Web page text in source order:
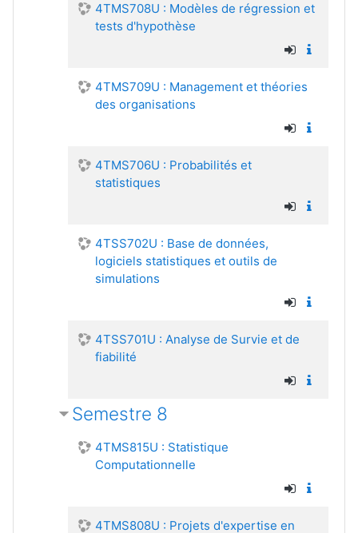
4TMS708U : Modèles de régression et
tests d'hypothèse
4TMS709U : Management et théories
des organisations
4TMS706U : Probabilités et
statistiques
4TSS702U : Base de données,
logiciels statistiques et outils de
simulations
4TSS701U : Analyse de Survie et de
fiabilité
Semestre 8
4TMS815U : Statistique
Computationnelle
4TMS808U : Projets d'expertise en